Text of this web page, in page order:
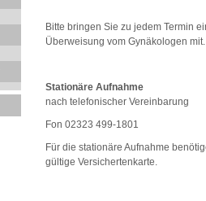
Bitte bringen Sie zu jedem Termin
Überweisung vom Gynäkologen mit.
Stationäre Aufnahme
nach telefonischer Vereinbarung
Fon 02323 499-1801
Für die stationäre Aufnahme
gültige Versichertenkarte.